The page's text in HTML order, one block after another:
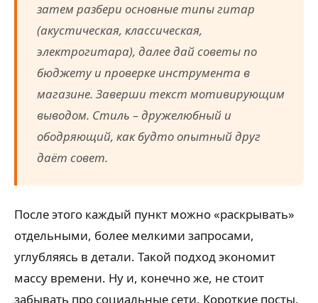
затем разбери основные типы гитар
(акустическая, классическая,
электрогитара), далее дай советы по
бюджету и проверке инструмента в
магазине. Заверши текст мотивирующим
выводом. Стиль – дружелюбный и
ободряющий, как будто опытный друг
даёт совет.
После этого каждый пункт можно «раскрывать»
отдельными, более мелкими запросами,
углубляясь в детали. Такой подход экономит
массу времени. Ну и, конечно же, не стоит
забывать про социальные сети. Короткие посты,